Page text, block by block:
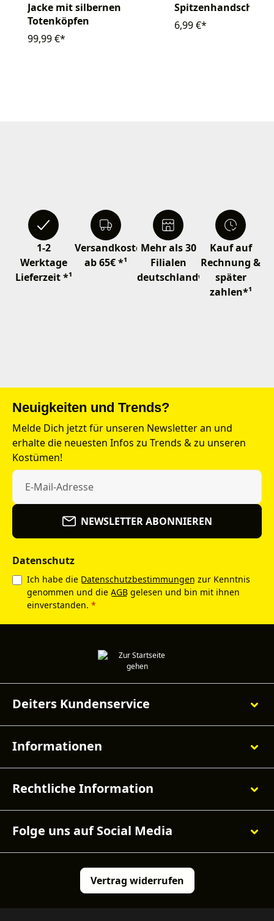
Jacke mit silbernen
Totenköpfen
99,99 €*
6,99 €*
1-2
Werktage
Lieferzeit *¹
Versandkostenfrei
ab 65€ *¹
Mehr als 30
Filialen
deutschlandweit
Kauf auf
Rechnung &
später
zahlen*¹
Neuigkeiten und Trends?
Melde Dich jetzt für unseren Newsletter an und
erhalte die neuesten Infos zu Trends & zu unseren
Kostümen!
NEWSLETTER ABONNIEREN
Datenschutz
Ich habe die Datenschutzbestimmungen zur Kenntnis
genommen und die AGB gelesen und bin mit ihnen
einverstanden. *
Deiters Kundenservice
Informationen
Rechtliche Information
Folge uns auf Social Media
Vertrag widerrufen